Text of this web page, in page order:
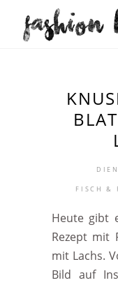
FISCH &
Heute gibt
Rezept mit
mit Lachs.
Bild auf